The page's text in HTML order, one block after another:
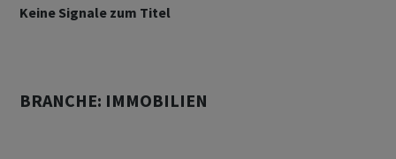
Keine Signale zum Titel
BRANCHE: IMMOBILIEN